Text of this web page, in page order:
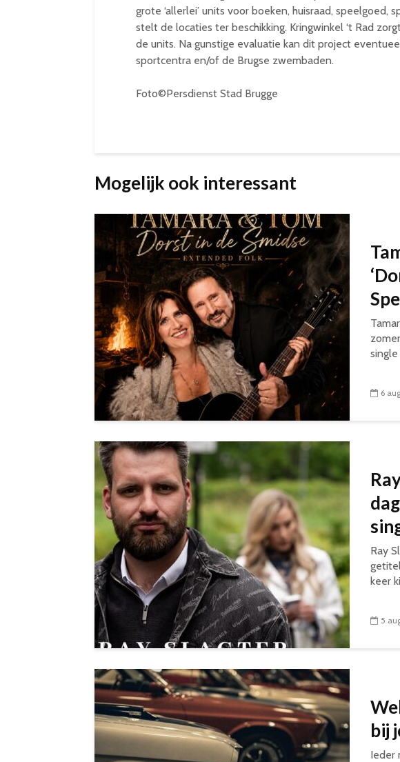
grote ‘allerlei’ units voor boeken, huisraad, speelgoed,
stelt de locaties ter beschikking. Kringwinkel ‘t Rad
de units. Na gunstige evaluatie kan dit project
sportcentra en/of de Brugse zwembaden.
Foto©Persdienst Stad Brugge
Mogelijk ook interessant
single
6
Ray
keer
5
bij
Ieder